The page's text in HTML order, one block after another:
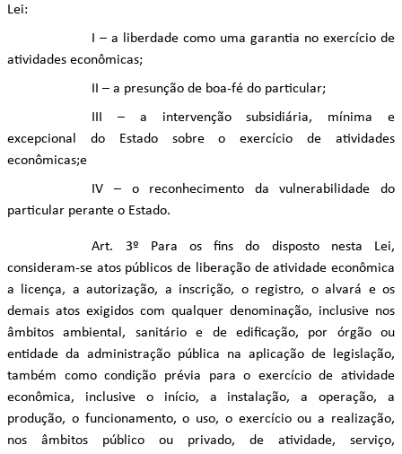
Lei:
I – a liberdade como uma garantia no exercício de
atividades econômicas;
II – a presunção de boa-fé do particular;
III – a intervenção subsidiária, mínima e
excepcional do Estado sobre o exercício de atividades
econômicas;e
IV – o reconhecimento da vulnerabilidade do
particular perante o Estado.
Art. 3º Para os fins do disposto nesta Lei,
consideram-se atos públicos de liberação de atividade econômica
a licença, a autorização, a inscrição, o registro, o alvará e os
demais atos exigidos com qualquer denominação, inclusive nos
âmbitos ambiental, sanitário e de edificação, por órgão ou
entidade da administração pública na aplicação de legislação,
também como condição prévia para o exercício de atividade
econômica, inclusive o início, a instalação, a operação, a
produção, o funcionamento, o uso, o exercício ou a realização,
nos âmbitos público ou privado, de atividade, serviço,